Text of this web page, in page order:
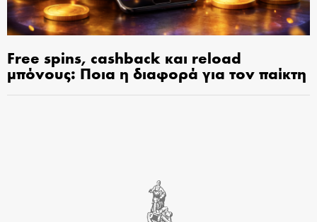
Free spins, cashback και reload
μπόνους: Ποια η διαφορά για τον παίκτη